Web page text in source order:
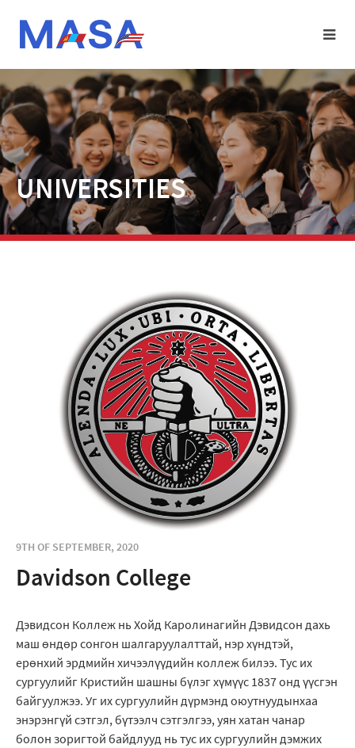
UNIVERSITIES
9TH OF SEPTEMBER, 2020
Davidson College
Дэвидсон Коллеж нь Хойд Каролинагийн Дэвидсон дахь
маш өндөр сонгон шалгаруулалттай, нэр хүндтэй,
ерөнхий эрдмийн хичээлүүдийн коллеж билээ. Тус их
сургуулийг Кристийн шашны бүлэг хүмүүс 1837 онд үүсгэн
байгуулжээ. Уг их сургуулийн дүрмэнд оюутнуудынхаа
энэрэнгүй сэтгэл, бүтээлч сэтгэлгээ, уян хатан чанар
болон зоригтой байдлууд нь тус их сургуулийн дэмжих